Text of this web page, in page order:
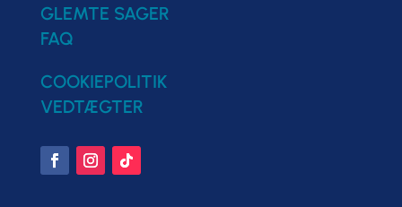
GLEMTE SAGER
FAQ
COOKIEPOLITIK
VEDTÆGTER